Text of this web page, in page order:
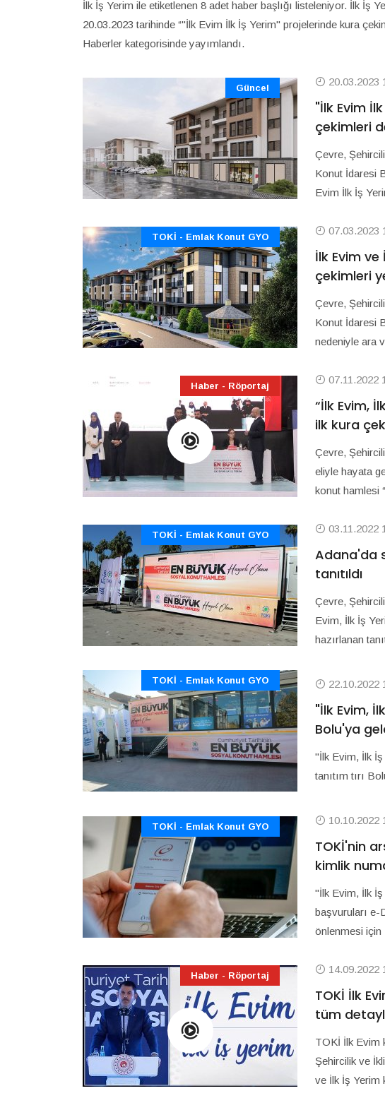
İlk İş Yerim ile etiketlenen 8 adet haber başlığı listeleniyor. İlk İş
20.03.2023 tarihinde “"İlk Evim İlk İş Yerim" projelerinde kura
Haberler kategorisinde yayımlandı.
Güncel 20.03.2023
"İlk Evim
çekimleri
Çevre,
Konut İdaresi
Evim İlk İş
TOKİ - Emlak Konut GYO 07.03.2023
İlk Evim
çekimleri
Çevre,
Konut İdaresi
nedeniyle ara
Haber - Röportaj 07.11.2022
“İlk Evim,
ilk kura
Çevre,
eliyle hayata
konut hamlesi
TOKİ - Emlak Konut GYO 03.11.2022
Adana'da
tanıtıldı
Çevre,
Evim, İlk İş
hazırlanan
TOKİ - Emlak Konut GYO 22.10.2022
"İlk Evim,
Bolu'ya
"İlk Evim, İlk
tanıtım tırı
TOKİ - Emlak Konut GYO 10.10.2022
TOKİ'nin
kimlik
"İlk Evim, İlk
başvuruları e-
önlenmesi için
Haber - Röportaj 14.09.2022
TOKİ İlk
tüm
TOKİ İlk Evim
Şehircilik ve
ve İlk İş Yerim